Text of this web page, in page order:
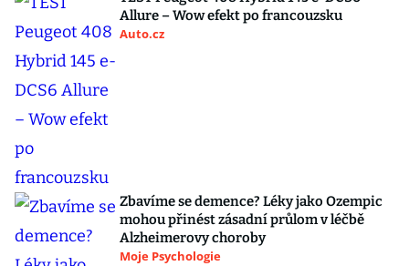
Allure – Wow efekt po francouzsku
Auto.cz
Zbavíme se demence? Léky jako Ozempic
mohou přinést zásadní průlom v léčbě
Alzheimerovy choroby
Moje Psychologie